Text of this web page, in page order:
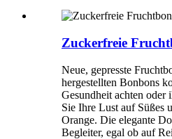
Zuckerfreie
Neue, gepresste
hergestellten Bonbons
Gesundheit achten
Sie Ihre Lust auf Süßes
Orange. Die elegante
Begleiter, egal ob auf